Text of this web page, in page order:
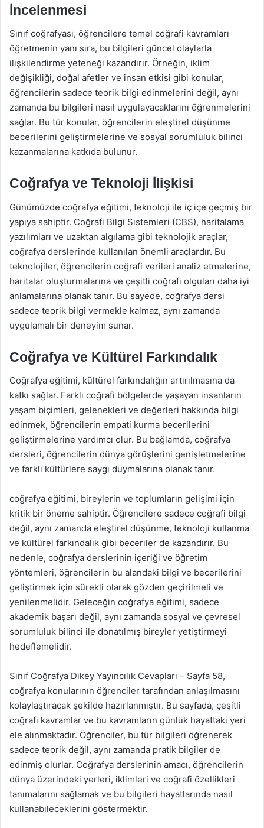
İncelenmesi
Sınıf coğrafyası, öğrencilere temel coğrafi kavramları
öğretmenin yanı sıra, bu bilgileri güncel olaylarla
ilişkilendirme yeteneği kazandırır. Örneğin, iklim
değişikliği, doğal afetler ve insan etkisi gibi konular,
öğrencilerin sadece teorik bilgi edinmelerini değil, aynı
zamanda bu bilgileri nasıl uygulayacaklarını öğrenmelerini
sağlar. Bu tür konular, öğrencilerin eleştirel düşünme
becerilerini geliştirmelerine ve sosyal sorumluluk bilinci
kazanmalarına katkıda bulunur.
Coğrafya ve Teknoloji İlişkisi
Günümüzde coğrafya eğitimi, teknoloji ile iç içe geçmiş bir
yapıya sahiptir. Coğrafi Bilgi Sistemleri (CBS), haritalama
yazılımları ve uzaktan algılama gibi teknolojik araçlar,
coğrafya derslerinde kullanılan önemli araçlardır. Bu
teknolojiler, öğrencilerin coğrafi verileri analiz etmelerine,
haritalar oluşturmalarına ve çeşitli coğrafi olguları daha iyi
anlamalarına olanak tanır. Bu sayede, coğrafya dersi
sadece teorik bilgi vermekle kalmaz, aynı zamanda
uygulamalı bir deneyim sunar.
Coğrafya ve Kültürel Farkındalık
Coğrafya eğitimi, kültürel farkındalığın artırılmasına da
katkı sağlar. Farklı coğrafi bölgelerde yaşayan insanların
yaşam biçimleri, gelenekleri ve değerleri hakkında bilgi
edinmek, öğrencilerin empati kurma becerilerini
geliştirmelerine yardımcı olur. Bu bağlamda, coğrafya
dersleri, öğrencilerin dünya görüşlerini genişletmelerine
ve farklı kültürlere saygı duymalarına olanak tanır.
coğrafya eğitimi, bireylerin ve toplumların gelişimi için
kritik bir öneme sahiptir. Öğrencilere sadece coğrafi bilgi
değil, aynı zamanda eleştirel düşünme, teknoloji kullanma
ve kültürel farkındalık gibi beceriler de kazandırır. Bu
nedenle, coğrafya derslerinin içeriği ve öğretim
yöntemleri, öğrencilerin bu alandaki bilgi ve becerilerini
geliştirmek için sürekli olarak gözden geçirilmeli ve
yenilenmelidir. Geleceğin coğrafya eğitimi, sadece
akademik başarı değil, aynı zamanda sosyal ve çevresel
sorumluluk bilinci ile donatılmış bireyler yetiştirmeyi
hedeflemelidir.
Sınıf Coğrafya Dikey Yayıncılık Cevapları – Sayfa 58,
coğrafya konularının öğrenciler tarafından anlaşılmasını
kolaylaştıracak şekilde hazırlanmıştır. Bu sayfada, çeşitli
coğrafi kavramlar ve bu kavramların günlük hayattaki yeri
ele alınmaktadır. Öğrenciler, bu tür bilgileri öğrenerek
sadece teorik değil, aynı zamanda pratik bilgiler de
edinmiş olurlar. Coğrafya derslerinin amacı, öğrencilerin
dünya üzerindeki yerleri, iklimleri ve coğrafi özellikleri
tanımalarını sağlamak ve bu bilgileri hayatlarında nasıl
kullanabileceklerini göstermektir.